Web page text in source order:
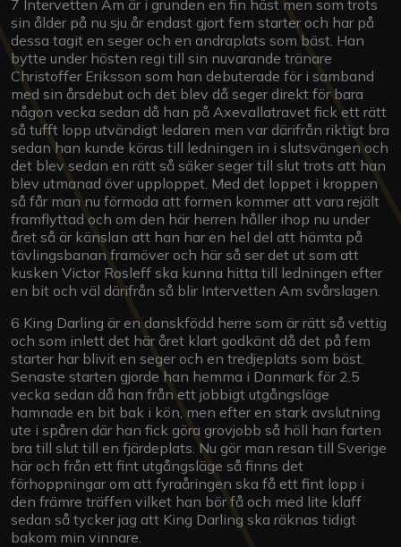
7 Intervetten Am är i grunden en fin häst men som trots
sin ålder på nu sju år endast gjort fem starter och har på
dessa tagit en seger och en andraplats som bäst. Han
bytte under hösten regi till sin nuvarande tränare
Christoffer Eriksson som han debuterade för i samband
med sin årsdebut och det blev då seger direkt för bara
någon vecka sedan då han på Axevallatravet fick ett rätt
så tufft lopp utvändigt ledaren men var därifrån riktigt bra
sedan han kunde köras till ledningen in i slutsvängen och
det blev sedan en rätt så säker seger till slut trots att han
blev utmanad över upploppet. Med det loppet i kroppen
så får man nu förmoda att formen kommer att vara rejält
framflyttad och om den här herren håller ihop nu under
året så är känslan att han har en hel del att hämta på
tävlingsbanan framöver och här så ser det ut som att
kusken Victor Rosleff ska kunna hitta till ledningen efter
en bit och väl därifrån så blir Intervetten Am svårslagen.
6 King Darling är en danskfödd herre som är rätt så vettig
och som inlett det här året klart godkänt då det på fem
starter har blivit en seger och en tredjeplats som bäst.
Senaste starten gjorde han hemma i Danmark för 2.5
vecka sedan då han från ett jobbigt utgångsläge
hamnade en bit bak i kön, men efter en stark avslutning
ute i spåren där han fick göra grovjobb så höll han farten
bra till slut till en fjärdeplats. Nu gör man resan till Sverige
här och från ett fint utgångsläge så finns det
förhoppningar om att fyraåringen ska få ett fint lopp i
den främre träffen vilket han bör få och med lite klaff
sedan så tycker jag att King Darling ska räknas tidigt
bakom min vinnare.